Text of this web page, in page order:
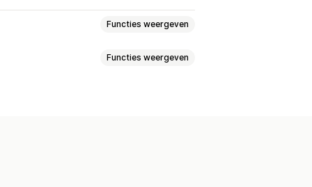
Functies weergeven
Functies weergeven